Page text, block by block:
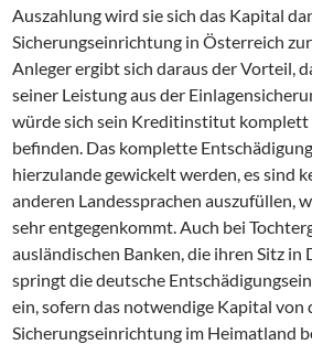
Auszahlung wird sie sich das Kapital
Sicherungseinrichtung in Österreich
Anleger ergibt sich daraus der Vorteil,
seiner Leistung aus der
würde sich sein Kreditinstitut komplett
befinden. Das komplette
hierzulande gewickelt werden, es sind
anderen Landessprachen auszufüllen,
sehr entgegenkommt. Auch bei
ausländischen Banken, die ihren Sitz in
springt die deutsche
ein, sofern das notwendige Kapital von
Sicherungseinrichtung im Heimatland